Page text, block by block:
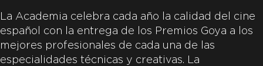
La Academia celebra cada año la calidad del cine
español con la entrega de los Premios Goya a los
mejores profesionales de cada una de las
especialidades técnicas y creativas. La